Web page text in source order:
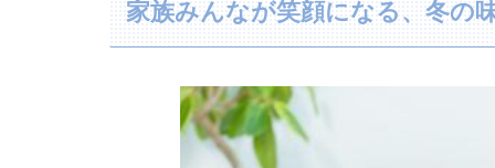
家族みんなが笑顔になる、冬の